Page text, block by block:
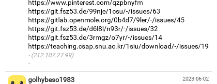
https://www.pinterest.com/qzpbnyfm
https://git.fsz53.de/99nje/1csu/-/issues/63
https://gitlab.openmole.org/0b4d7/9ler/-/issues/45
https://git.fsz53.de/d6l8l/n93r/-/issues/32
https://git.fsz53.de/3rmgz/o7yr/-/issues/14
https://teaching.csap.snu.ac.kr/1siu/download/-/issues/19
(212.107.27.99)
·
2023-06-02
golhybeso1983